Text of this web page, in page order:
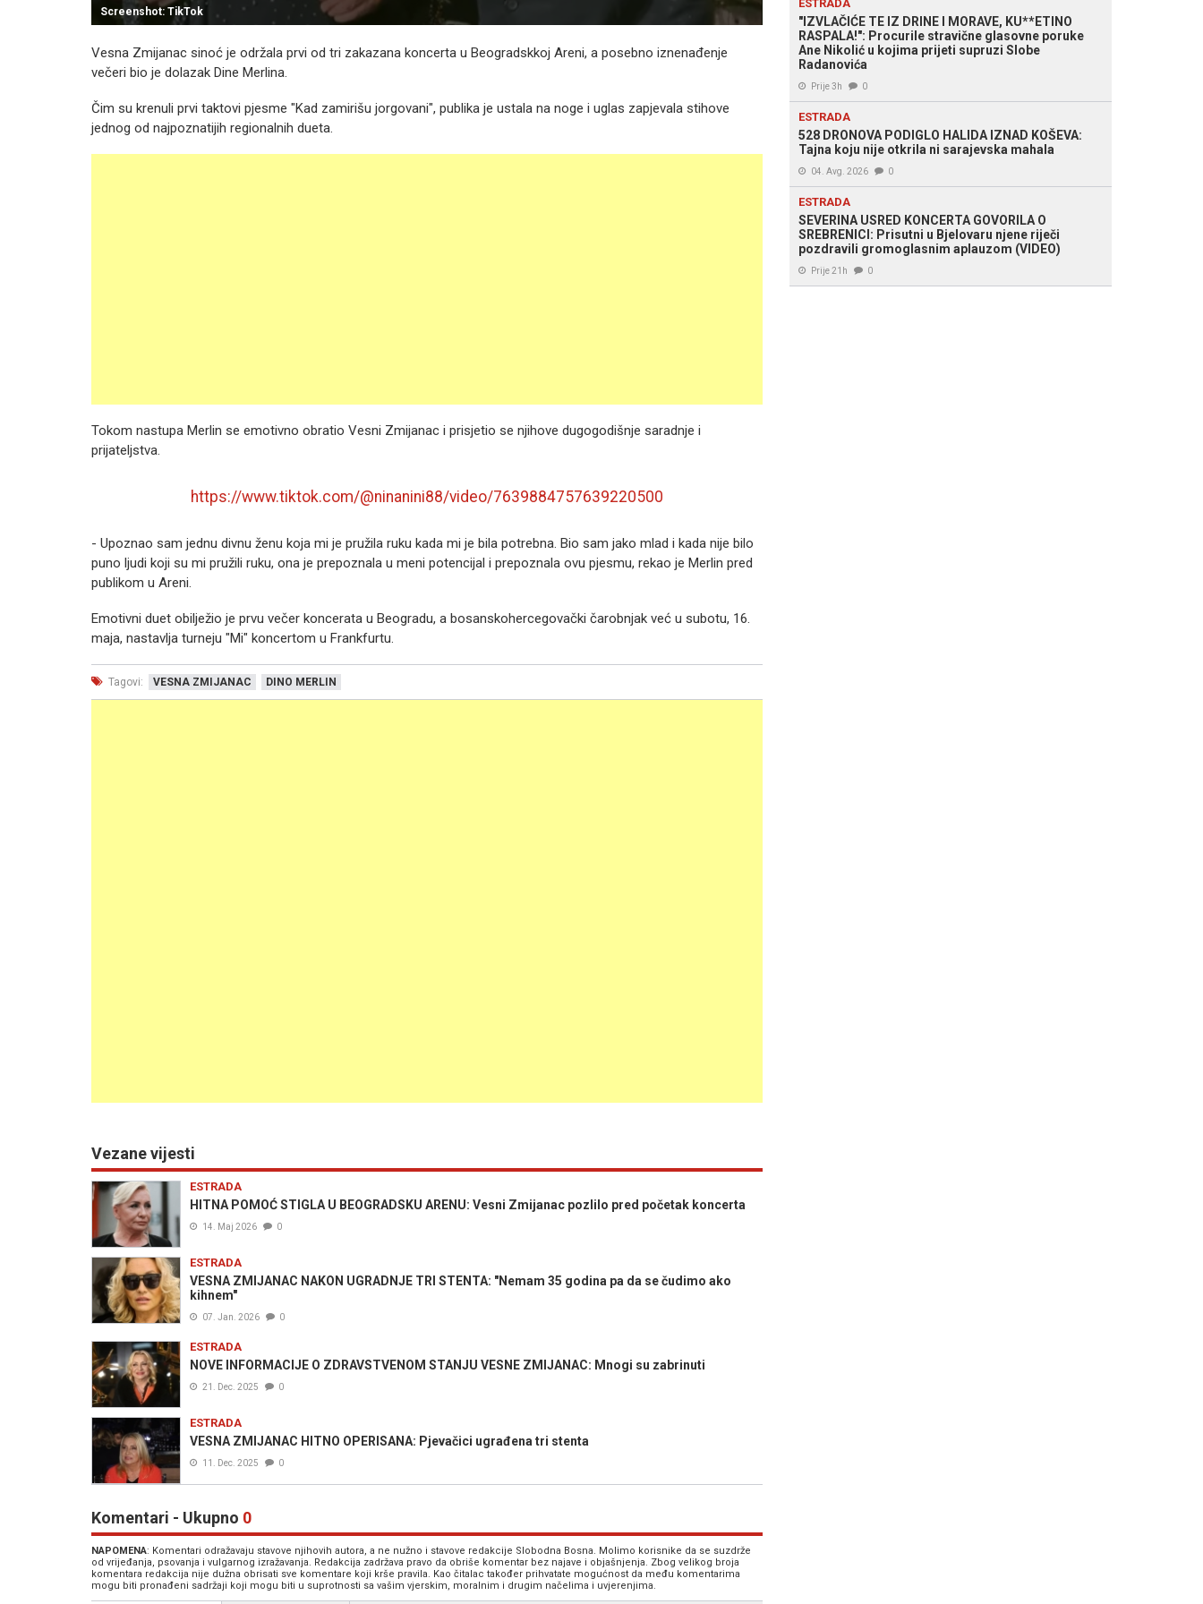
Screenshot: TikTok
Vesna Zmijanac sinoć je održala prvi od tri zakazana koncerta u Beogradskkoj Areni, a posebno iznenađenje
večeri bio je dolazak Dine Merlina.
Čim su krenuli prvi taktovi pjesme "Kad zamirišu jorgovani", publika je ustala na noge i uglas zapjevala stihove
jednog od najpoznatijih regionalnih dueta.
Tokom nastupa Merlin se emotivno obratio Vesni Zmijanac i prisjetio se njihove dugogodišnje saradnje i
prijateljstva.
https://www.tiktok.com/@ninanini88/video/7639884757639220500
- Upoznao sam jednu divnu ženu koja mi je pružila ruku kada mi je bila potrebna. Bio sam jako mlad i kada nije bilo
puno ljudi koji su mi pružili ruku, ona je prepoznala u meni potencijal i prepoznala ovu pjesmu, rekao je Merlin pred
publikom u Areni.
Emotivni duet obilježio je prvu večer koncerata u Beogradu, a bosanskohercegovački čarobnjak već u subotu, 16.
maja, nastavlja turneju "Mi" koncertom u Frankfurtu.
Tagovi: VESNA ZMIJANAC DINO MERLIN
Vezane vijesti
ESTRADA
HITNA POMOĆ STIGLA U BEOGRADSKU ARENU: Vesni Zmijanac pozlilo pred početak koncerta
14. Maj 2026 0
ESTRADA
VESNA ZMIJANAC NAKON UGRADNJE TRI STENTA: "Nemam 35 godina pa da se čudimo ako
kihnem"
07. Jan. 2026 0
ESTRADA
NOVE INFORMACIJE O ZDRAVSTVENOM STANJU VESNE ZMIJANAC: Mnogi su zabrinuti
21. Dec. 2025 0
ESTRADA
VESNA ZMIJANAC HITNO OPERISANA: Pjevačici ugrađena tri stenta
11. Dec. 2025 0
Komentari - Ukupno 0
NAPOMENA: Komentari odražavaju stavove njihovih autora, a ne nužno i stavove redakcije Slobodna Bosna. Molimo korisnike da se suzdrže
od vrijeđanja, psovanja i vulgarnog izražavanja. Redakcija zadržava pravo da obriše komentar bez najave i objašnjenja. Zbog velikog broja
komentara redakcija nije dužna obrisati sve komentare koji krše pravila. Kao čitalac također prihvatate mogućnost da među komentarima
mogu biti pronađeni sadržaji koji mogu biti u suprotnosti sa vašim vjerskim, moralnim i drugim načelima i uvjerenjima.
ESTRADA
"IZVLAČIĆE TE IZ DRINE I MORAVE, KU**ETINO
RASPALA!": Procurile stravične glasovne poruke
Ane Nikolić u kojima prijeti supruzi Slobe
Radanovića
Prije 3h 0
ESTRADA
528 DRONOVA PODIGLO HALIDA IZNAD KOŠEVA:
Tajna koju nije otkrila ni sarajevska mahala
04. Avg. 2026 0
ESTRADA
SEVERINA USRED KONCERTA GOVORILA O
SREBRENICI: Prisutni u Bjelovaru njene riječi
pozdravili gromoglasnim aplauzom (VIDEO)
Prije 21h 0